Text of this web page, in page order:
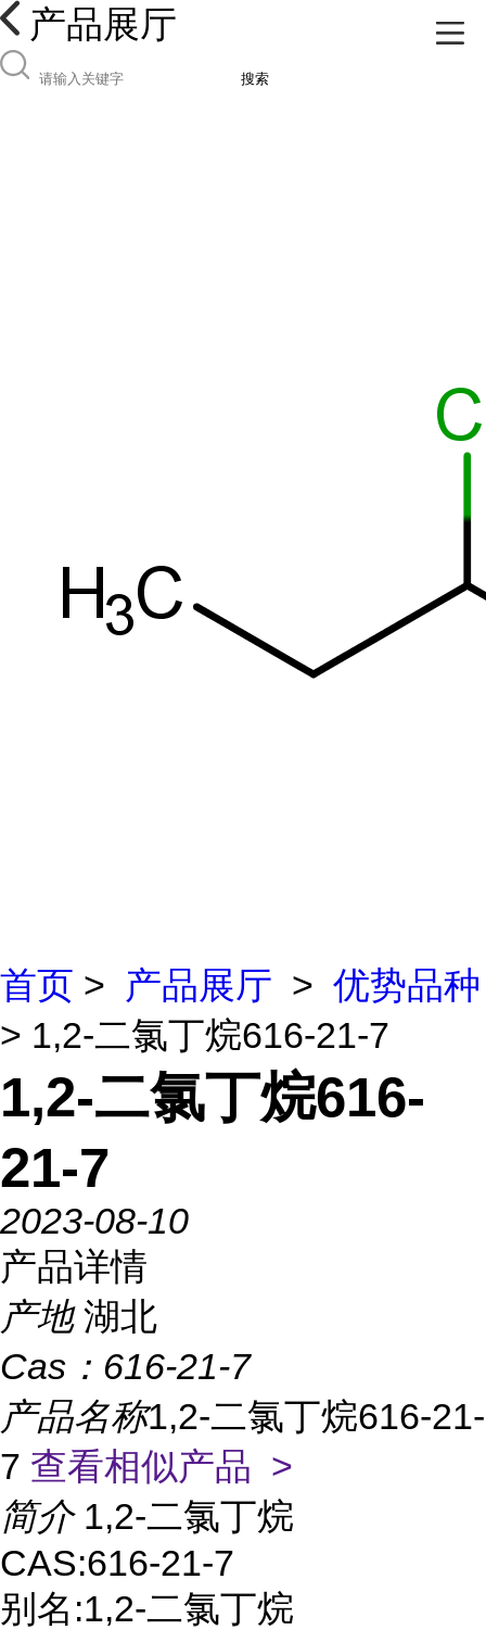
产品展厅
搜索
首页 > 产品展厅 > 优势品种
> 1,2-二氯丁烷616-21-7
1,2-二氯丁烷616-
21-7
2023-08-10
产品详情
产地 湖北
Cas： 616-21-7
产品名称1,2-二氯丁烷616-21-
7 查看相似产品 >
简介 1,2-二氯丁烷
CAS:616-21-7
别名:1,2-二氯丁烷